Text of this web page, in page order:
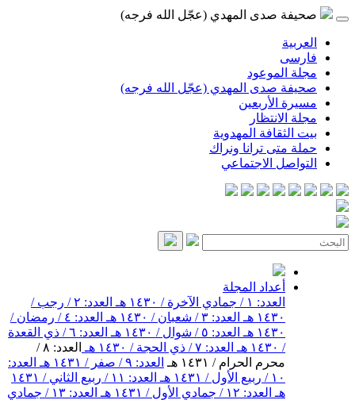
صحيفة صدى المهدي (عجّل الله فرجه)
العربية
فارسی
مجلة الموعود
صحيفة صدى المهدي (عجّل الله فرجه)
مسيرة الأربعين
مجلة الانتظار
بيت الثقافة المهدوية
حملة متى ترانا ونراك
التواصل الاجتماعي
أعداد المجلة
العدد: ١ / جمادي الآخرة / ١٤٣٠ هـ
العدد: ٢ / رجب /
١٤٣٠ هـ
العدد: ٣ / شعبان / ١٤٣٠ هـ
العدد: ٤ / رمضان /
١٤٣٠ هـ
العدد: ٥ / شوال / ١٤٣٠ هـ
العدد: ٦ / ذي القعدة
/ ١٤٣٠ هـ
العدد: ٧ / ذي الحجة / ١٤٣٠ هـ
العدد: ٨ /
محرم الحرام / ١٤٣١ هـ
العدد: ٩ / صفر / ١٤٣١ هـ
العدد:
١٠ / ربيع الأول / ١٤٣١ هـ
العدد: ١١ / ربيع الثاني / ١٤٣١
هـ العدد: ١٢ / جمادي الأول / ١٤٣١ هـ
العدد: ١٣ / جمادي